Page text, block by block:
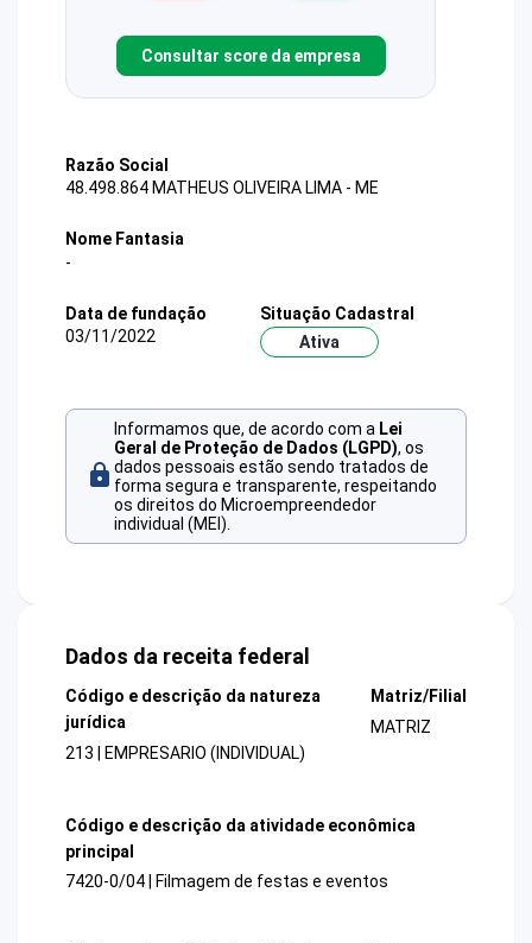
Consultar score da empresa
Razão Social
48.498.864 MATHEUS OLIVEIRA LIMA - ME
Nome Fantasia
-
Data de fundação
03/11/2022
Situação Cadastral
Ativa
Informamos que, de acordo com a Lei
Geral de Proteção de Dados (LGPD), os
dados pessoais estão sendo tratados de
forma segura e transparente, respeitando
os direitos do Microempreendedor
individual (MEI).
Dados da receita federal
Código e descrição da natureza
jurídica
213 | EMPRESARIO (INDIVIDUAL)
Matriz/Filial
MATRIZ
Código e descrição da atividade econômica
principal
7420-0/04 | Filmagem de festas e eventos